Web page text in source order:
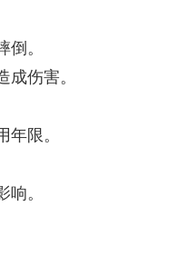
。
伤害。
限。
。